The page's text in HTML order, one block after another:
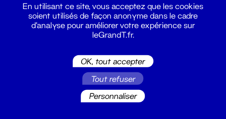
En utilisant ce site, vous acceptez que les cookies
soient utilisés de façon anonyme dans le cadre
d'analyse pour améliorer votre expérience sur
leGrandT.fr.
OK, tout accepter
Tout refuser
Personnaliser